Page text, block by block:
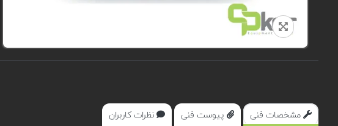
مشخصات فنی پیوست فنی نظرات کاربران